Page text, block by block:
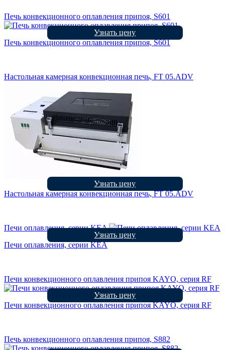
Печь конвекционного оплавления припоя, S601
Печь конвекционного оплавления припоя, S601
Узнать цену
Настольная камерная конвекционная печь, FT 05.ADV
Настольная камерная конвекционная печь, FT 05.ADV
Узнать цену
Печи оплавления, серии KEA
Печи оплавления, серии KEA
Узнать цену
Печи конвекционного оплавления припоя KAYO, серия RF
Печи конвекционного оплавления припоя KAYO, серия RF
Узнать цену
Печь конвекционного оплавления припоя, S882